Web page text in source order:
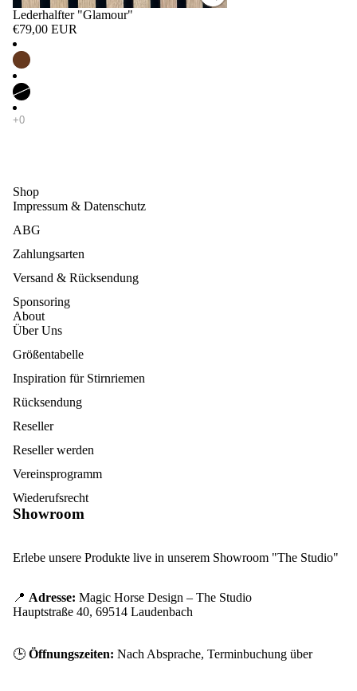
Lederhalfter "Glamour"
€79,00 EUR
Shop
Impressum & Datenschutz
ABG
Zahlungsarten
Versand & Rücksendung
Sponsoring
About
Über Uns
Größentabelle
Inspiration für Stirnriemen
Rücksendung
Reseller
Reseller werden
Vereinsprogramm
Wiederufsrecht
Showroom
Erlebe unsere Produkte live in unserem Showroom "The Studio"
📍 Adresse: Magic Horse Design – The Studio
Hauptstraße 40, 69514 Laudenbach
🕒 Öffnungszeiten: Nach Absprache, Terminbuchung über